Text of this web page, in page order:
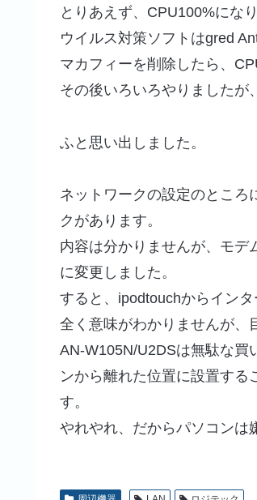
とりあえず、CPU100%にな
ウイルス対策ソフトはgred
マカフィーを削除したら、
その後いろいろやりましたが
ふと思い出しました。
ネットワークの設定のところ
クがあります。
内容は分かりませんが、モデ
に変更しました。
すると、ipodtouchからイン
全く意味がわかりませんが、
AN-W105N/U2DSは無駄な買
ンから離れた位置に設置す
す。
やれやれ、だからパソコンは